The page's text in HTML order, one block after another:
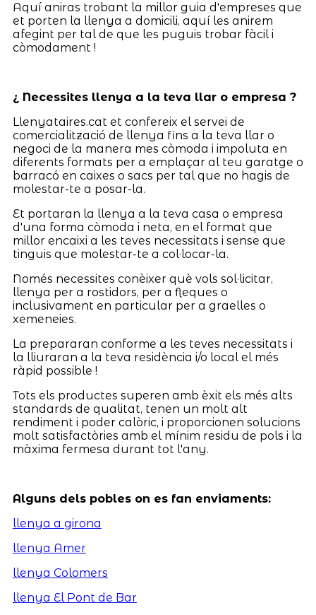
Aquí aniras trobant la millor guia d'empreses que
et porten la llenya a domicili, aquí les anirem
afegint per tal de que les puguis trobar fàcil i
còmodament !
¿ Necessites llenya a la teva llar o empresa ?
Llenyataires.cat et confereix el servei de
comercialització de llenya fins a la teva llar o
negoci de la manera mes còmoda i impoluta en
diferents formats per a emplaçar al teu garatge o
barracó en caixes o sacs per tal que no hagis de
molestar-te a posar-la.
Et portaran la llenya a la teva casa o empresa
d'una forma còmoda i neta, en el format que
millor encaixi a les teves necessitats i sense que
tinguis que molestar-te a col·locar-la.
Només necessites conèixer què vols sol·licitar,
llenya per a rostidors, per a fleques o
inclusivament en particular per a graelles o
xemeneies.
La prepararan conforme a les teves necessitats i
la lliuraran a la teva residència i/o local el més
ràpid possible !
Tots els productes superen amb èxit els més alts
standards de qualitat, tenen un molt alt
rendiment i poder calòric, i proporcionen solucions
molt satisfactòries amb el mínim residu de pols i la
màxima fermesa durant tot l'any.
Alguns dels pobles on es fan enviaments:
llenya a girona
llenya Amer
llenya Colomers
llenya El Pont de Bar